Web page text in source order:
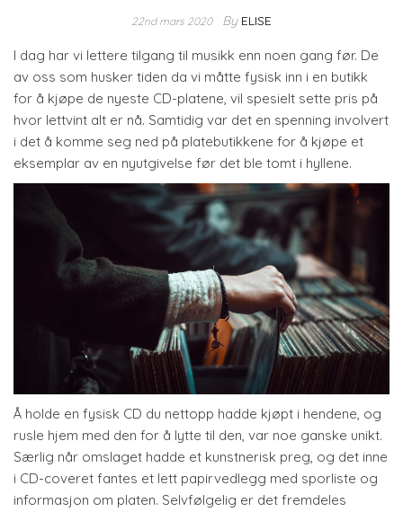
22nd mars 2020 By ELISE
I dag har vi lettere tilgang til musikk enn noen gang før. De
av oss som husker tiden da vi måtte fysisk inn i en butikk
for å kjøpe de nyeste CD-platene, vil spesielt sette pris på
hvor lettvint alt er nå. Samtidig var det en spenning involvert
i det å komme seg ned på platebutikkene for å kjøpe et
eksemplar av en nyutgivelse før det ble tomt i hyllene.
Å holde en fysisk CD du nettopp hadde kjøpt i hendene, og
rusle hjem med den for å lytte til den, var noe ganske unikt.
Særlig når omslaget hadde et kunstnerisk preg, og det inne
i CD-coveret fantes et lett papirvedlegg med sporliste og
informasjon om platen. Selvfølgelig er det fremdeles